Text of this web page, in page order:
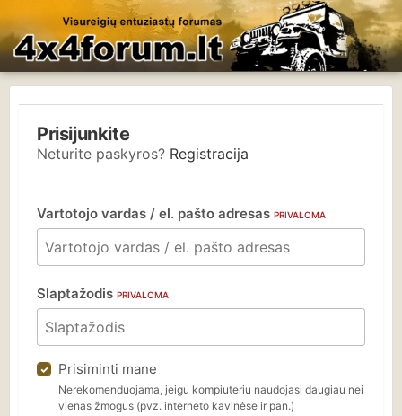
Prisijunkite
Neturite paskyros? Registracija
Vartotojo vardas / el. pašto adresas PRIVALOMA
Slaptažodis PRIVALOMA
Prisiminti mane
Nerekomenduojama, jeigu kompiuteriu naudojasi daugiau nei
vienas žmogus (pvz. interneto kavinėse ir pan.)